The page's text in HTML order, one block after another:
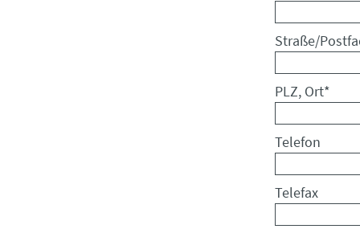
Pflichtfeld
Straße/
Pflichtfeld
PLZ, Ort*
Telefon
Telefax